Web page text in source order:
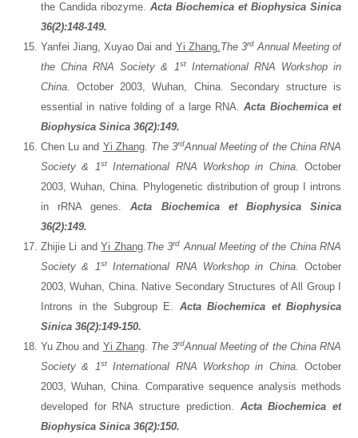
the Candida ribozyme. Acta Biochemica et Biophysica Sinica
36(2):148-149.
Yanfei Jiang, Xuyao Dai and Yi Zhang.The 3rdAnnual Meeting of
the China RNA Society & 1stInternational RNA Workshop in
China.
October 2003, Wuhan, China. Secondary structure is
essential in native folding of a large RNA.Acta Biochemica et
Biophysica Sinica 36(2):149.
Chen Lu and Yi Zhang. The 3rdAnnual Meeting of the China RNA
Society & 1stInternational RNA Workshop in China. October
2003, Wuhan, China. Phylogenetic distribution of group I introns
in rRNA genes.Acta Biochemica et Biophysica Sinica
36(2):149.
Zhijie Li andYi Zhang.The 3rd Annual Meeting of the China RNA
Society & 1stInternational RNA Workshop in China. October
2003, Wuhan, China. Native Secondary Structures of All Group I
Introns in the Subgroup E. Acta Biochemica et Biophysica
Sinica 36(2):149-150.
Yu Zhou and Yi Zhang. The 3rdAnnual Meeting of the China RNA
Society & 1stInternational RNA Workshop in China. October
2003, Wuhan, China. Comparative sequence analysis methods
developed for RNA structure prediction. Acta Biochemica et
Biophysica Sinica 36(2):150.